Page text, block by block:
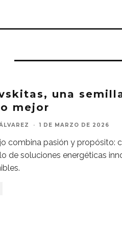
una
mejor
· 1 DE MARZO DE 2026
combina pasión y propósito:
de soluciones energéticas